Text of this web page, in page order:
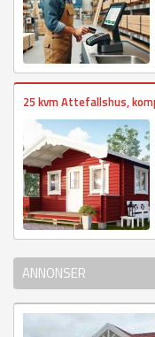
25 kvm Attefallshus,
ANNONSER